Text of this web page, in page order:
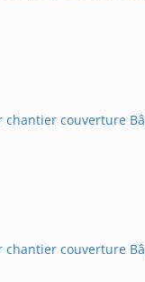
chantier couverture
chantier couverture